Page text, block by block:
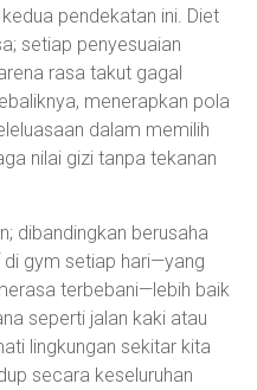
pendekatan ini. Diet
setiap penyesuaian
rasa takut gagal
menerapkan pola
dalam memilih
nilai gizi tanpa tekanan
dibandingkan berusaha
gym setiap hari—yang
terbebani—lebih baik
seperti jalan kaki atau
lingkungan sekitar kita
secara keseluruhan